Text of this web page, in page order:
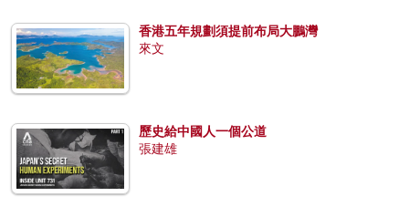
香港五年規劃須提前布局大鵬灣
來文
歷史給中國人一個公道
張建雄